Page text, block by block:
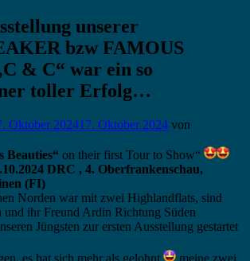
unserer
bzw FAMOUS
& C“ war ein so
toller Erfolg…
Oktober 202417. Oktober 2024 von
Beauties“ on their first Tour to Show“
DRC , 4. Oberfrankenschau,
(FI)
Norden war mit zwei Highlandflats, sind
und ihr Freund Ardin Richtung Süden
Jüngsten zur ersten Ausstellung gestartet
es hat sich mehr als gelohnt
meine zwei